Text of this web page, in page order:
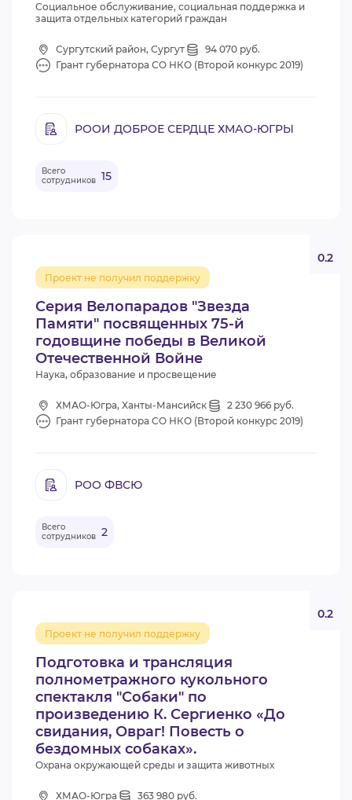
Социальное обслуживание, социальная поддержка и
защита отдельных категорий граждан
Сургутский район, Сургут
94 070 руб.
Грант губернатора СО НКО (Второй конкурс 2019)
РООИ ДОБРОЕ СЕРДЦЕ ХМАО-ЮГРЫ
Всего
сотрудников 15
Серия Велопарадов "Звезда
Памяти" посвященных 75-й
годовщине победы в Великой
Отечественной Войне
Проект не получил поддержку
0.2
Наука, образование и просвещение
ХМАО-Югра, Ханты-Мансийск
2 230 966 руб.
Грант губернатора СО НКО (Второй конкурс 2019)
РОО ФВСЮ
Всего
сотрудников 2
Подготовка и трансляция
полнометражного кукольного
спектакля "Собаки" по
произведению К. Сергиенко «До
свидания, Овраг! Повесть о
бездомных собаках».
Проект не получил поддержку
0.2
Охрана окружающей среды и защита животных
ХМАО-Югра 363 980 руб.